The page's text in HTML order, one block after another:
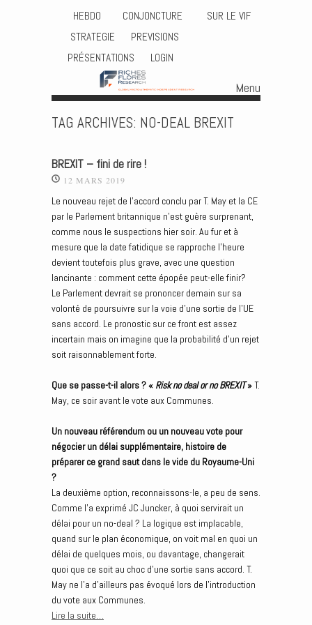
HEBDO CONJONCTURE
SUR LE VIF
STRATEGIE
PREVISIONS
PRÉSENTATIONS
LOGIN
Menu
TAG ARCHIVES: NO-DEAL BREXIT
BREXIT – fini de rire !
12 MARS 2019
Le nouveau rejet de l’accord conclu par T. May et la CE
par le Parlement britannique n’est guère surprenant,
comme nous le suspections hier soir. Au fur et à
mesure que la date fatidique se rapproche l’heure
devient toutefois plus grave, avec une question
lancinante : comment cette épopée peut-elle finir?
Le Parlement devrait se prononcer demain sur sa
volonté de poursuivre sur la voie d’une sortie de l’UE
sans accord. Le pronostic sur ce front est assez
incertain mais on imagine que la probabilité d’un rejet
soit raisonnablement forte.
Que se passe-t-il alors ?« Risk no deal or no BREXIT»T.
May, ce soir avant le vote aux Communes.
Un nouveau référendum ou un nouveau vote pour
négocier un délai supplémentaire, histoire de
préparer ce grand saut dans le vide du Royaume-Uni
?
La deuxième option, reconnaissons-le, a peu de sens.
Comme l’a exprimé JC Juncker, à quoi servirait un
délai pour un no-deal ? La logique est implacable,
quand sur le plan économique, on voit mal en quoi un
délai de quelques mois, ou davantage, changerait
quoi que ce soit au choc d’une sortie sans accord. T.
May ne l’a d’ailleurs pas évoqué lors de l’introduction
du vote aux Communes.
Lire la suite…